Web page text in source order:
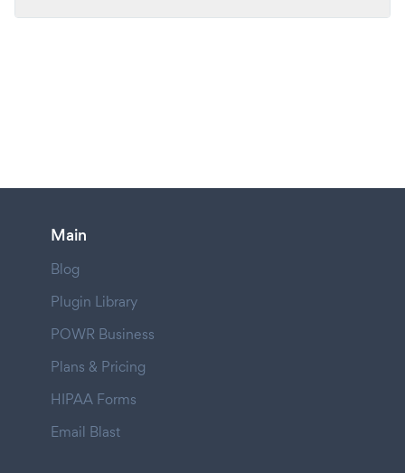
Main
Blog
Plugin Library
POWR Business
Plans & Pricing
HIPAA Forms
Email Blast